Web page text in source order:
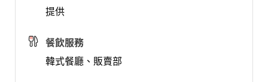
提供
餐飲服務
韓式餐廳、販賣部